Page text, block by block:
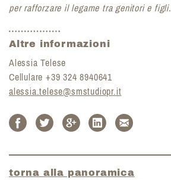
per rafforzare il legame tra genitori e figli.
Altre informazioni
Alessia Telese
Cellulare +39 324 8940641
alessia.telese@smstudiopr.it
torna alla panoramica